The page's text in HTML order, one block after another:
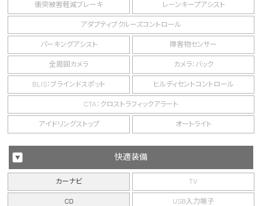
衝突被害軽減ブレーキ
アダプティブクルーズコントロール
レーンキープアシスト
パーキングアシスト 障害物センサー
全周囲カメラ カメラ：バック
BLIS：ブラインドスポット ヒルディセントコントロール
CTA：クロストラフィックアラート
アイドリングストップ オートライト
快適装備
カーナビ TV
CD USB入力端子